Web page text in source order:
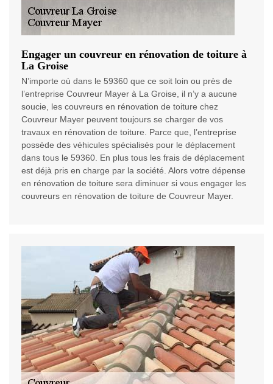
Engager un couvreur en rénovation de toiture à
La Groise
N’importe où dans le 59360 que ce soit loin ou près de
l’entreprise Couvreur Mayer à La Groise, il n’y a aucune
soucie, les couvreurs en rénovation de toiture chez
Couvreur Mayer peuvent toujours se charger de vos
travaux en rénovation de toiture. Parce que, l’entreprise
possède des véhicules spécialisés pour le déplacement
dans tous le 59360. En plus tous les frais de déplacement
est déjà pris en charge par la société. Alors votre dépense
en rénovation de toiture sera diminuer si vous engager les
couvreurs en rénovation de toiture de Couvreur Mayer.